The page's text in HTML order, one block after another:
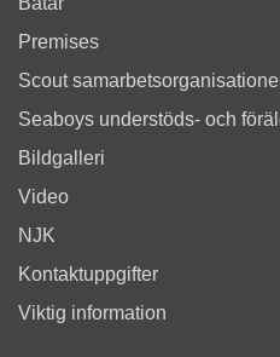
Premises
Scout
Seaboys understöds- och
Bildgalleri
Video
NJK
Kontaktuppgifter
Viktig information